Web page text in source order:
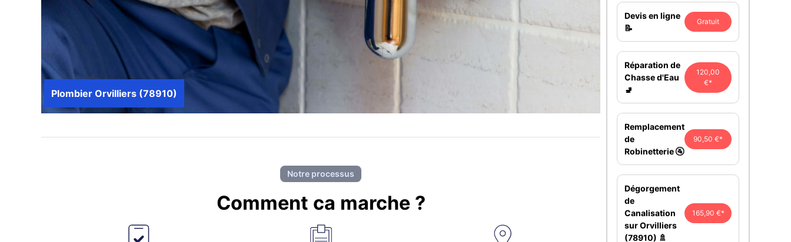
Plombier Orvilliers (78910)
Notre processus
Comment ca marche ?
Devis en ligne
📝
Gratuit
Réparation de
Chasse d'Eau
🚽
120,00
€*
Remplacement
de
Robinetterie 🚰
90,50 €*
Dégorgement
de
Canalisation
sur Orvilliers
(78910) 🚿
165,90 €*